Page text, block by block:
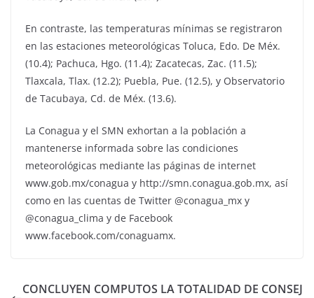
En contraste, las temperaturas mínimas se registraron
en las estaciones meteorológicas Toluca, Edo. De Méx.
(10.4); Pachuca, Hgo. (11.4); Zacatecas, Zac. (11.5);
Tlaxcala, Tlax. (12.2); Puebla, Pue. (12.5), y Observatorio
de Tacubaya, Cd. de Méx. (13.6).
La Conagua y el SMN exhortan a la población a
mantenerse informada sobre las condiciones
meteorológicas mediante las páginas de internet
www.gob.mx/conagua y http://smn.conagua.gob.mx, así
como en las cuentas de Twitter @conagua_mx y
@conagua_clima y de Facebook
www.facebook.com/conaguamx.
CONCLUYEN COMPUTOS LA TOTALIDAD DE CONSEJ